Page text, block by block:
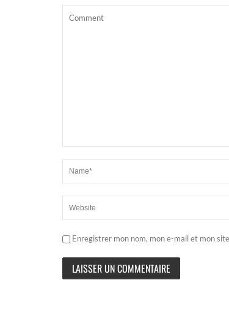
Enregistrer mon nom, mon e-mail et mon